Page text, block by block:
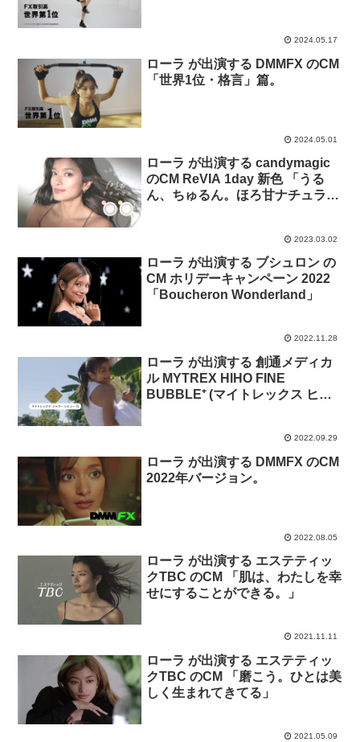
2024.05.17
ローラ が出演する DMMFX のCM
「世界1位・格言」篇。
2024.05.01
ローラ が出演する candymagic
のCM ReVIA 1day 新色 「うる
ん、ちゅるん。ほろ甘ナチュラ
2023.03.02
ローラ が出演する ブシュロン の
CM ホリデーキャンペーン 2022
「Boucheron Wonderland」
2022.11.28
ローラ が出演する 創通メディカ
ル MYTREX HIHO FINE
BUBBLE⁺ (マイトレックス ヒホ
2022.09.29
ローラ が出演する DMMFX のCM
2022年バージョン。
2022.08.05
ローラ が出演する エステティッ
クTBC のCM 「肌は、わたしを幸
せにすることができる。」
2021.11.11
ローラ が出演する エステティッ
クTBC のCM 「磨こう。ひとは美
しく生まれてきてる」
2021.05.09